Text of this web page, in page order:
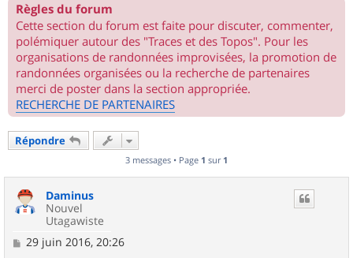
Règles du forum
Cette section du forum est faite pour discuter, commenter,
polémiquer autour des "Traces et des Topos". Pour les
organisations de randonnées improvisées, la promotion de
randonnées organisées ou la recherche de partenaires
merci de poster dans la section appropriée.
RECHERCHE DE PARTENAIRES
Répondre
3 messages • Page 1 sur 1
Daminus
Nouvel
Utagawiste
M
29 juin 2016, 20:26